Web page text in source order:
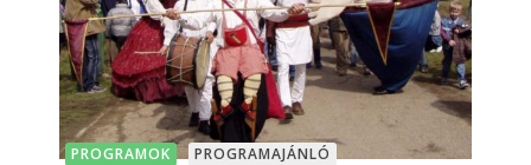
PROGRAMOK PROGRAMAJÁNLÓ